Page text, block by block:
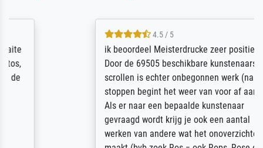
4.5 / 5
ik beoordeel Meisterdrucke zeer positief.
Door de 69505 beschikbare kunstenaars
scrollen is echter onbegonnen werk (na
stoppen begint het weer van voor af aan).
Als er naar een bepaalde kunstenaar
gevraagd wordt krijg je ook een aantal
werken van andere wat het onoverzichtelijk